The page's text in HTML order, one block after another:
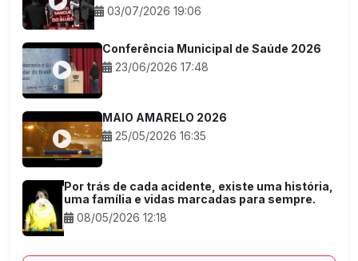
03/07/2026 19:06
Conferência Municipal de Saúde 2026
23/06/2026 17:48
MAIO AMARELO 2026
25/05/2026 16:35
Por trás de cada acidente, existe uma história,
uma família e vidas marcadas para sempre.
08/05/2026 12:18